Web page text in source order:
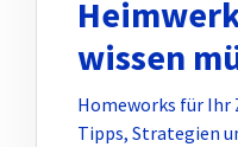
wissen
Homeworks für Ihr
Tipps, Strategien